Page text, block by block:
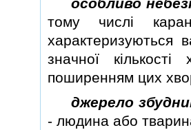
тому числi
характеризуються
значної
поширенням цих
джерело
- людина або